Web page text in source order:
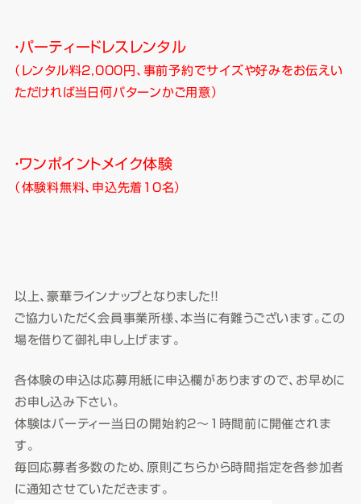
・パーティードレスレンタル
（レンタル料2,000円、事前予約でサイズや好みをお伝えい
ただければ当日何パターンかご用意）
・ワンポイントメイク体験
（体験料無料、申込先着10名）
以上、豪華ラインナップとなりました！！
ご協力いただく会員事業所様、本当に有難うございます。この
場を借りて御礼申し上げます。
各体験の申込は応募用紙に申込欄がありますので、お早めに
お申し込み下さい。
体験はパーティー当日の開始約2～1時間前に開催されま
す。
毎回応募者多数のため、原則こちらから時間指定を各参加者
に通知させていただきます。